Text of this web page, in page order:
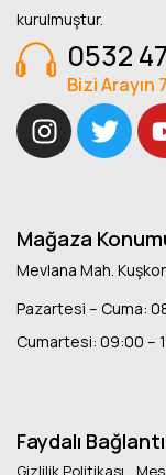
kurulmuştur.
0532
Bizi Arayın
Mağaza
Mevlana Mah.
Pazartesi – Cuma:
Cumartesi: 09:00 –
Faydalı
Gizlilik Politikası